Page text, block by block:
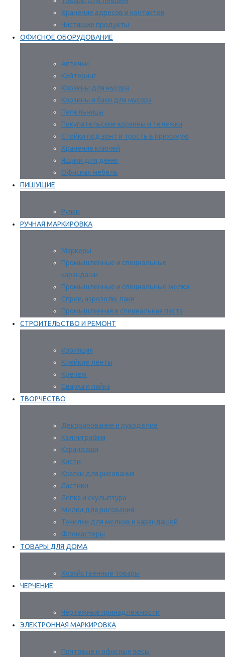
Хранение адресов и контактов
Чистящие продукты
ОФИСНОЕ ОБОРУДОВАНИЕ
Аптечки
Кейтеринг
Корзины для мусора
Корзины и баки для мусора
Пепельницы
Покупательские корзины и тележки
Стойки под зонт и трость в прихожую
Хранение ключей
Ящики для денег
Офисная мебель
ПИШУЩИЕ
Ручки
РУЧНАЯ МАРКИРОВКА
Маркеры
Промышленные и специальные
карандаши
Промышленные и специальные мелки
Спреи, аэрозоли, лаки
Промышленная и специальная паста
СТРОИТЕЛЬСТВО И РЕМОНТ
Изоляция
Клейкие ленты
Крепеж
Сварка и пайка
ТВОРЧЕСТВО
Декорирование и рукоделие
Каллиграфия
Карандаши
Кисти
Краски для рисования
Ластики
Лепка и скульптура
Мелки для рисования
Точилки для мелков и карандашей
Фломастеры
ТОВАРЫ ДЛЯ ДОМА
Хозяйственные товары
ЧЕРЧЕНИЕ
Чертежные принадлежности
ЭЛЕКТРОННАЯ МАРКИРОВКА
Почтовые и офисные весы